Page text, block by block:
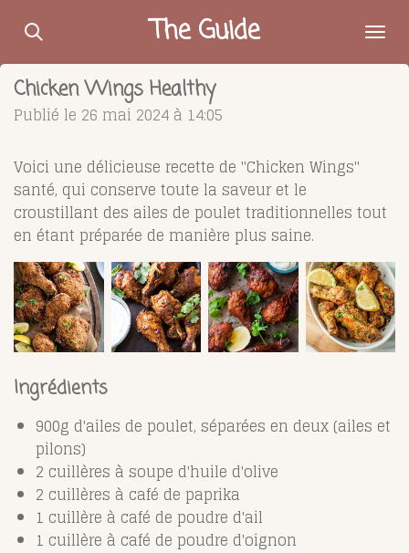
Passer
contenu
principal
The Guide
Chicken Wings Healthy
Publié le 26 mai 2024 à 14:05
Voici une délicieuse recette de "Chicken Wings"
santé, qui conserve toute la saveur et le
croustillant des ailes de poulet traditionnelles tout
en étant préparée de manière plus saine.
Ingrédients
900g d'ailes de poulet, séparées en deux (ailes et
pilons)
2 cuillères à soupe d'huile d'olive
2 cuillères à café de paprika
1 cuillère à café de poudre d'ail
1 cuillère à café de poudre d'oignon